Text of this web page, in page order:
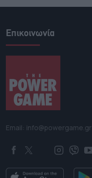
Επικοινωνία
Email: info@powergame.gr